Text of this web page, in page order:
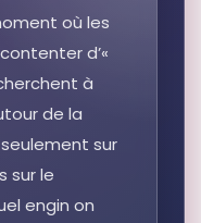
VÉRIFIER
Start
où les
d’«
à
de la
sur
sur le
engin on